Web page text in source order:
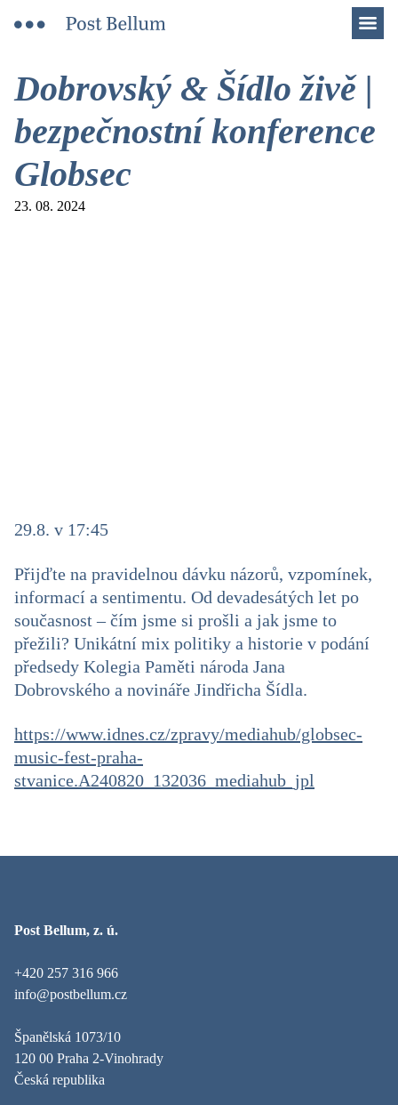
Dobrovský & Šídlo živě |
bezpečnostní konference
Globsec
23. 08. 2024
29.8. v 17:45
Přijďte na pravidelnou dávku názorů, vzpomínek,
informací a sentimentu. Od devadesátých let po
současnost – čím jsme si prošli a jak jsme to
přežili? Unikátní mix politiky a historie v podání
předsedy Kolegia Paměti národa Jana
Dobrovského a novináře Jindřicha Šídla.
https://www.idnes.cz/zpravy/mediahub/globsec-
music-fest-praha-
stvanice.A240820_132036_mediahub_jpl
Post Bellum, z. ú.
+420 257 316 966
info@postbellum.cz
Španělská 1073/10
120 00 Praha 2-Vinohrady
Česká republika